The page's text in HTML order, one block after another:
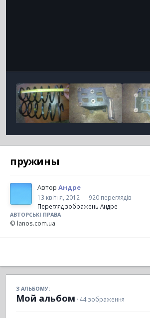
пружины
Автор Андре
13 квітня, 2012
920 переглядів
Перегляд зображень Андре
АВТОРСЬКІ ПРАВА
© lanos.com.ua
З АЛЬБОМУ:
Мой альбом · 44 зображення